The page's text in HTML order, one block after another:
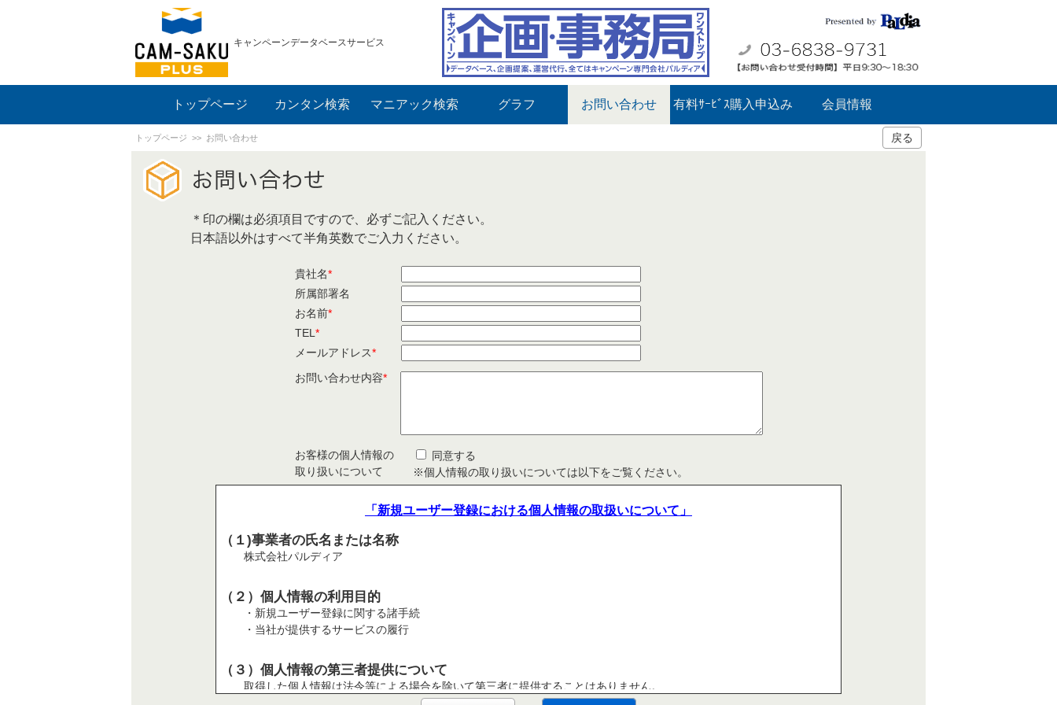
キャンペーンデータベースサービス
トップページ カンタン検索 マニアック検索 グラフ お問い合わせ 有料ｻｰﾋﾞｽ購入申込み 会員情報
トップページ >> お問い合わせ 戻る
＊印の欄は必須項目ですので、必ずご記入ください。
日本語以外はすべて半角英数でご入力ください。
貴社名*
所属部署名
お名前*
TEL *
メールアドレス*
お問い合わせ内容*
お客様の個人情報の
取り扱いについて
同意する
※個人情報の取り扱いについては以下をご覧ください。
「新規ユーザー登録における個人情報の取扱いについて」
（１)事業者の氏名または名称
株式会社パルディア
（２）個人情報の利用目的
・新規ユーザー登録に関する諸手続
・当社が提供するサービスの履行
（３）個人情報の第三者提供について
取得した個人情報は法令等による場合を除いて第三者に提供することはありません。